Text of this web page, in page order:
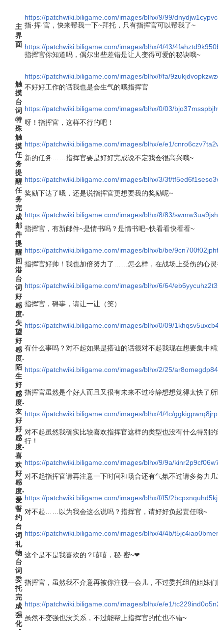
主
界
面
https://patchwiki.biligame.com/images/blhx/9/99/
指·挥·官，快来帮我一下~拜托，只有指挥官可以帮我了~
https://patchwiki.biligame.com/images/blhx/4/43/
指挥官你知道吗，偶尔出些差错是让人变得可爱的秘诀哦~
https://patchwiki.biligame.com/images/blhx/f/fa/
触
摸
台
词
不好好工作的话我也是会生气的哦指挥官
https://patchwiki.biligame.com/images/blhx/0/03/
特
殊
触
摸
呀！指挥官，这样不行的吧！
https://patchwiki.biligame.com/images/blhx/e/e1/
任
务
提
醒
新的任务……指挥官要是好好完成说不定我会很高兴哦~
https://patchwiki.biligame.com/images/blhx/3/3f/
任
务
完
成
奖励下达了哦，还是说指挥官更想要我的奖励呢~
https://patchwiki.biligame.com/images/blhx/8/83/
邮
件
提
醒
指挥官，有新邮件~是情书吗？是情书吧~快看看快看看~
https://patchwiki.biligame.com/images/blhx/b/be/
回
港
台
词
指挥官好帅！我也加倍努力了……怎么样，在战场上受伤的心灵
https://patchwiki.biligame.com/images/blhx/6/64/
好
感
度-
失
望
指挥官，碍事，请让一让（笑）
https://patchwiki.biligame.com/images/blhx/0/09/
好
感
度-
陌
生
有什么事吗？对不起如果是搭讪的话很对不起我现在想要集中精
https://patchwiki.biligame.com/images/blhx/2/25/
好
感
度-
友
好
指挥官虽然是个好人而且又很有未来不过冷静想想觉得太快了所
https://patchwiki.biligame.com/images/blhx/4/4c/
好
感
度-
喜
欢
对不起虽然我确实比较喜欢指挥官这样的类型也没有什么特别
行！
https://patchwiki.biligame.com/images/blhx/9/9a/
好
感
度-
爱
对不起指挥官请再注意一下时间和场合还有气氛不过请多努力几
https://patchwiki.biligame.com/images/blhx/f/f5/
誓
约
台
词
对不起……以为我会这么说吗？指挥官，请好好负起责任哦~
https://patchwiki.biligame.com/images/blhx/4/4b/
礼
物
台
词
这个是不是我喜欢的？嘻嘻，秘·密~❤
委
托
完
成
指挥官，虽然我不介意再被你注视一会儿，不过委托组的姐妹们
https://patchwiki.biligame.com/images/blhx/e/e1/
强
化
虽然不变强也没关系，不过能帮上指挥官的忙也不错~